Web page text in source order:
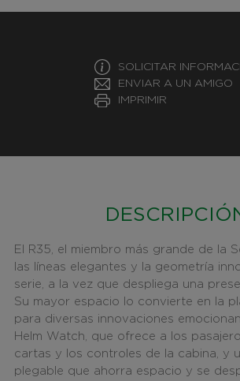
SOLICITAR
ENVIAR A UN AMIGO
IMPRIMIR
El R35, el miembro más grande de la
las líneas elegantes y la geometría
serie, a la vez que despliega una
Su mayor espacio lo convierte en la
para diversas innovaciones
Helm Watch, que ofrece a los
cartas y los controles de la cabina, y
plegable que ahorra espacio y se